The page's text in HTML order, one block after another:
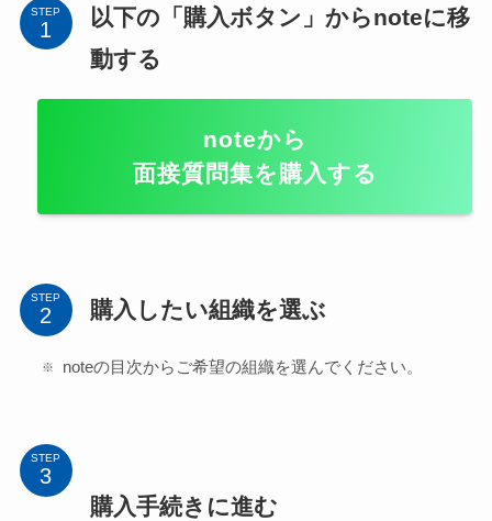
STEP
以下の「購入ボタン」からnoteに移
動する
noteから
面接質問集を購入する
STEP 購入したい組織を選ぶ
noteの目次からご希望の組織を選んでください。
STEP
購入手続きに進む